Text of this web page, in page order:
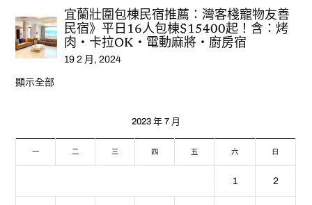
宜蘭壯圍包棟民宿推薦：灣客棧寵物友善
民宿》平日16人包棟$15400起！含：烤
肉‧卡拉OK‧電動麻將‧廚房宿
19 2 月, 2024
顯示全部
2023 年 7 月
一 二 三 四 五 六 日
1 2